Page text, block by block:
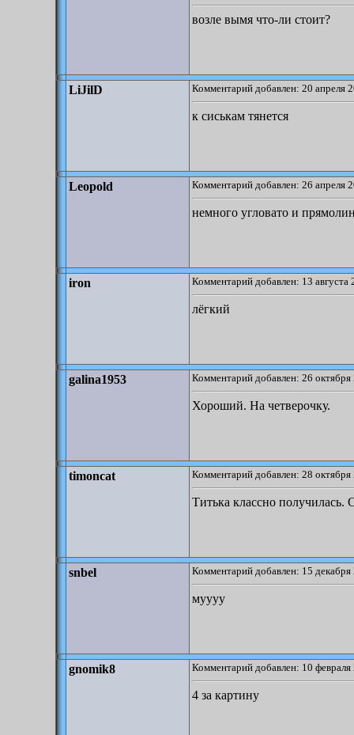
возле вымя что-ли стоит?
LiJilD Комментарий добавлен: 20 апреля
к сиськам тянется
Leopold Комментарий добавлен: 26 апреля
немного угловато и
iron Комментарий добавлен: 13 августа
лёгкий
galina1953 Комментарий добавлен: 26
Хороший. На четверочку.
timoncat Комментарий добавлен: 28
Титька классно получилась.
snbel Комментарий добавлен: 15
муууу
gnomik8 Комментарий добавлен: 10
4 за картину